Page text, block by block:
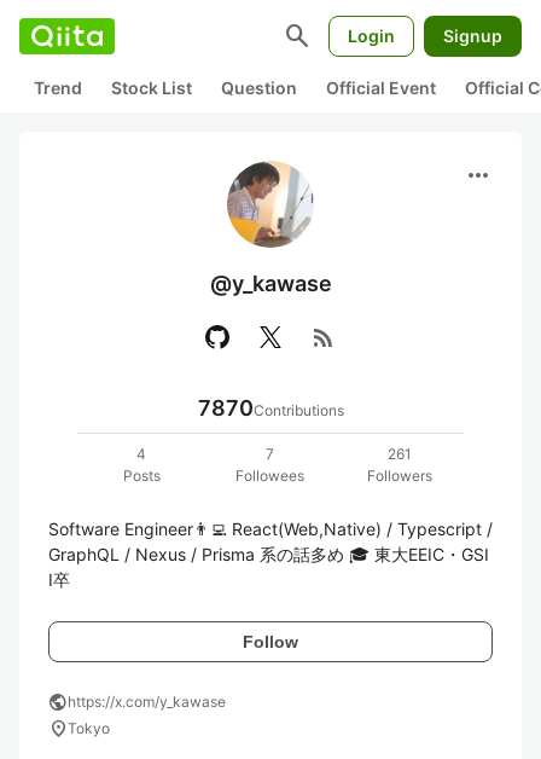
search Login Signup
Trend Stock List Question Official Event Official
more_horiz
@y_kawase
rss_feed
7870Contributions
4
Posts
7
Followees
261
Followers
Software Engineer👨‍💻 React(Web,Native) / Typescript /
GraphQL / Nexus / Prisma 系の話多め 🎓 東大EEIC・GSI
I卒
Follow
publichttps://x.com/y_kawase
location_onTokyo